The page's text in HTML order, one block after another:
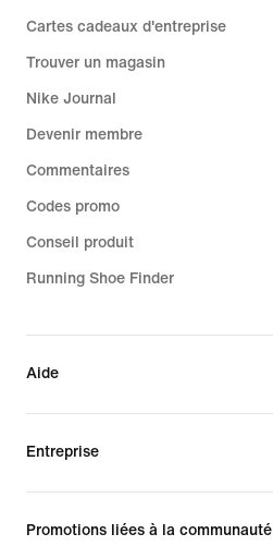
Cartes cadeaux d'entreprise
Trouver un magasin
Nike Journal
Devenir membre
Commentaires
Codes promo
Conseil produit
Running Shoe Finder
Aide
Entreprise
Promotions liées à la communauté